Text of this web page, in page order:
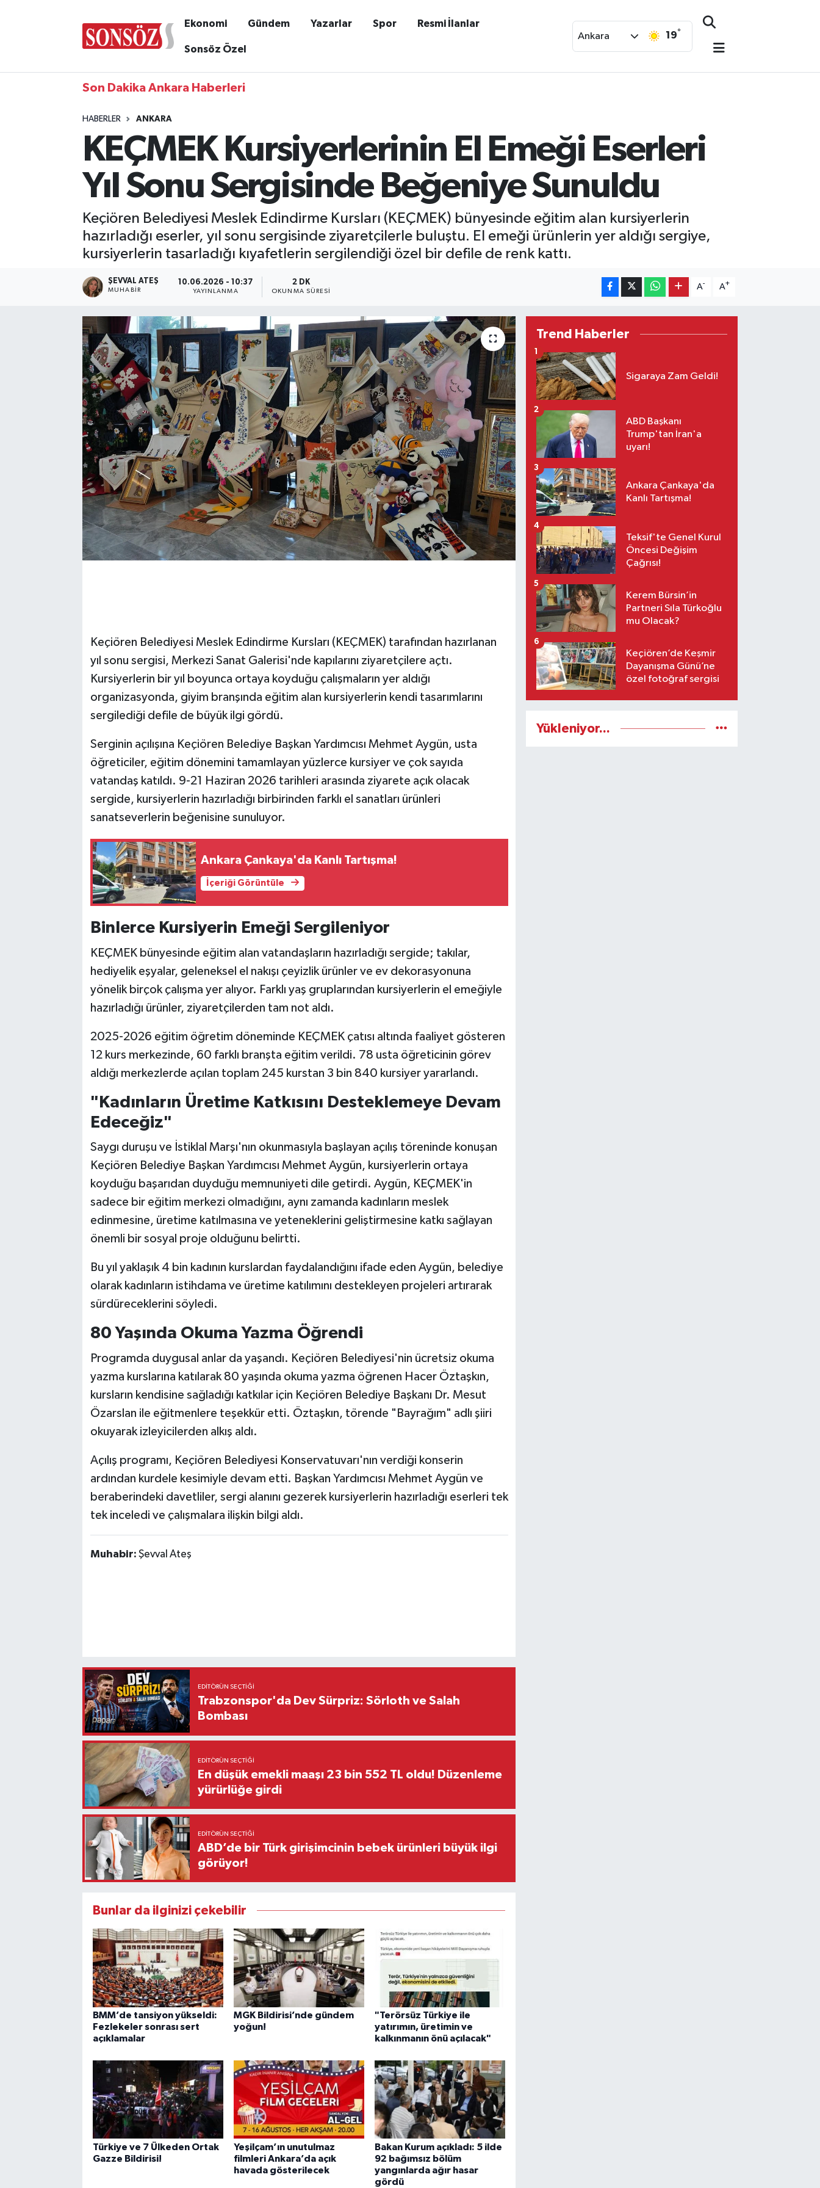
Ekonomi Gündem Yazarlar Spor Resmi İlanlar
Sonsöz Özel
Ankara 19°
Son Dakika Ankara Haberleri
HABERLER ANKARA
KEÇMEK Kursiyerlerinin El Emeği Eserleri
Yıl Sonu Sergisinde Beğeniye Sunuldu
Keçiören Belediyesi Meslek Edindirme Kursları (KEÇMEK) bünyesinde eğitim alan kursiyerlerin
hazırladığı eserler, yıl sonu sergisinde ziyaretçilerle buluştu. El emeği ürünlerin yer aldığı sergiye,
kursiyerlerin tasarladığı kıyafetlerin sergilendiği özel bir defile de renk kattı.
ŞEVVAL ATEŞ
MUHABIR
10.06.2026 - 10:37
YAYINLANMA
2 DK
OKUNMA SÜRESI
A- A+
Keçiören Belediyesi Meslek Edindirme Kursları (KEÇMEK) tarafından hazırlanan
yıl sonu sergisi, Merkezi Sanat Galerisi'nde kapılarını ziyaretçilere açtı.
Kursiyerlerin bir yıl boyunca ortaya koyduğu çalışmaların yer aldığı
organizasyonda, giyim branşında eğitim alan kursiyerlerin kendi tasarımlarını
sergilediği defile de büyük ilgi gördü.
Serginin açılışına Keçiören Belediye Başkan Yardımcısı Mehmet Aygün, usta
öğreticiler, eğitim dönemini tamamlayan yüzlerce kursiyer ve çok sayıda
vatandaş katıldı. 9-21 Haziran 2026 tarihleri arasında ziyarete açık olacak
sergide, kursiyerlerin hazırladığı birbirinden farklı el sanatları ürünleri
sanatseverlerin beğenisine sunuluyor.
Ankara Çankaya'da Kanlı Tartışma!
İçeriği Görüntüle
Binlerce Kursiyerin Emeği Sergileniyor
KEÇMEK bünyesinde eğitim alan vatandaşların hazırladığı sergide; takılar,
hediyelik eşyalar, geleneksel el nakışı çeyizlik ürünler ve ev dekorasyonuna
yönelik birçok çalışma yer alıyor. Farklı yaş gruplarından kursiyerlerin el emeğiyle
hazırladığı ürünler, ziyaretçilerden tam not aldı.
2025-2026 eğitim öğretim döneminde KEÇMEK çatısı altında faaliyet gösteren
12 kurs merkezinde, 60 farklı branşta eğitim verildi. 78 usta öğreticinin görev
aldığı merkezlerde açılan toplam 245 kurstan 3 bin 840 kursiyer yararlandı.
"Kadınların Üretime Katkısını Desteklemeye Devam
Edeceğiz"
Saygı duruşu ve İstiklal Marşı'nın okunmasıyla başlayan açılış töreninde konuşan
Keçiören Belediye Başkan Yardımcısı Mehmet Aygün, kursiyerlerin ortaya
koyduğu başarıdan duyduğu memnuniyeti dile getirdi. Aygün, KEÇMEK'in
sadece bir eğitim merkezi olmadığını, aynı zamanda kadınların meslek
edinmesine, üretime katılmasına ve yeteneklerini geliştirmesine katkı sağlayan
önemli bir sosyal proje olduğunu belirtti.
Bu yıl yaklaşık 4 bin kadının kurslardan faydalandığını ifade eden Aygün, belediye
olarak kadınların istihdama ve üretime katılımını destekleyen projeleri artırarak
sürdüreceklerini söyledi.
80 Yaşında Okuma Yazma Öğrendi
Programda duygusal anlar da yaşandı. Keçiören Belediyesi'nin ücretsiz okuma
yazma kurslarına katılarak 80 yaşında okuma yazma öğrenen Hacer Öztaşkın,
kursların kendisine sağladığı katkılar için Keçiören Belediye Başkanı Dr. Mesut
Özarslan ile eğitmenlere teşekkür etti. Öztaşkın, törende "Bayrağım" adlı şiiri
okuyarak izleyicilerden alkış aldı.
Açılış programı, Keçiören Belediyesi Konservatuvarı'nın verdiği konserin
ardından kurdele kesimiyle devam etti. Başkan Yardımcısı Mehmet Aygün ve
beraberindeki davetliler, sergi alanını gezerek kursiyerlerin hazırladığı eserleri tek
tek inceledi ve çalışmalara ilişkin bilgi aldı.
Muhabir: Şevval Ateş
EDITÖRÜN SEÇTIĞI
Trabzonspor'da Dev Sürpriz: Sörloth ve Salah
Bombası
EDITÖRÜN SEÇTIĞI
En düşük emekli maaşı 23 bin 552 TL oldu! Düzenleme
yürürlüğe girdi
EDITÖRÜN SEÇTIĞI
ABD’de bir Türk girişimcinin bebek ürünleri büyük ilgi
görüyor!
Bunlar da ilginizi çekebilir
BMM’de tansiyon yükseldi:
Fezlekeler sonrası sert
açıklamalar
MGK Bildirisi’nde gündem
yoğun!
"Terörsüz Türkiye ile
yatırımın, üretimin ve
kalkınmanın önü açılacak"
Türkiye ve 7 Ülkeden Ortak
Gazze Bildirisi!
Yeşilçam’ın unutulmaz
filmleri Ankara’da açık
havada gösterilecek
Bakan Kurum açıkladı: 5 ilde
92 bağımsız bölüm
yangınlarda ağır hasar
gördü
Trend Haberler
Sigaraya Zam Geldi!
1
ABD Başkanı
Trump'tan İran'a
uyarı!
2
Ankara Çankaya'da
Kanlı Tartışma!
3
Teksif'te Genel Kurul
Öncesi Değişim
Çağrısı!
4
Kerem Bürsin’in
Partneri Sıla Türkoğlu
mu Olacak?
5
Keçiören’de Keşmir
Dayanışma Günü’ne
özel fotoğraf sergisi
6
Yükleniyor...